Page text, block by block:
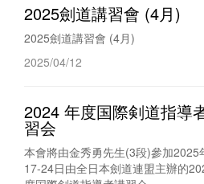
2025劍道講習會 (4月)
2025劍道講習會 (4月)
2025/04/12
2024 年度国際剣道指導
習会
本會將由金秀勇先生(3段)參加2025
17-24日由全日本劍道連盟主辦的